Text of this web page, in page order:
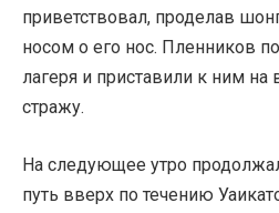
приветствовал, проделав
носом о его нос. Пленников
лагеря и приставили к ним
стражу.
На следующее утро
путь вверх по течению